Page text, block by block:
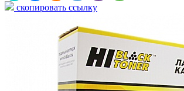
скопировать ссылку